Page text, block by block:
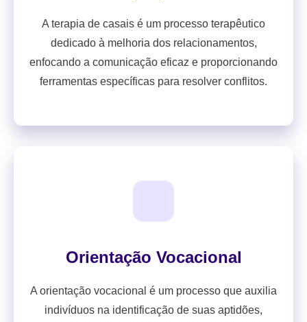
A terapia de casais é um processo terapêutico
dedicado à melhoria dos relacionamentos,
enfocando a comunicação eficaz e proporcionando
ferramentas específicas para resolver conflitos.
Orientação Vocacional
A orientação vocacional é um processo que auxilia
indivíduos na identificação de suas aptidões,